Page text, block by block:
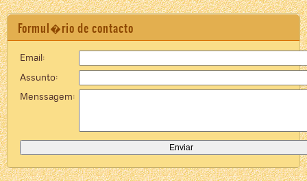
Formul�rio de contacto
Email:
Assunto:
Menssagem: